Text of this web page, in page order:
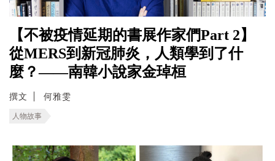
【不被疫情延期的書展作家們Part 2】
從MERS到新冠肺炎，人類學到了什
麼？——南韓小說家金琸桓
撰文 何雅雯
人物故事